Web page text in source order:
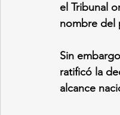
el Tribunal
nombre del
Sin
ratificó la
alcance